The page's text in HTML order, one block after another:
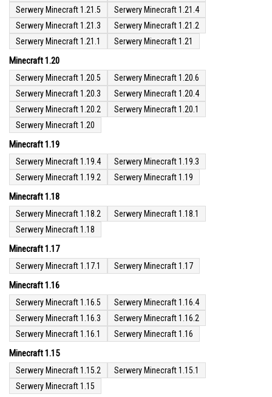
Serwery Minecraft 1.21.5
Serwery Minecraft 1.21.4
Serwery Minecraft 1.21.3
Serwery Minecraft 1.21.2
Serwery Minecraft 1.21.1
Serwery Minecraft 1.21
Minecraft 1.20
Serwery Minecraft 1.20.5
Serwery Minecraft 1.20.6
Serwery Minecraft 1.20.3
Serwery Minecraft 1.20.4
Serwery Minecraft 1.20.2
Serwery Minecraft 1.20.1
Serwery Minecraft 1.20
Minecraft 1.19
Serwery Minecraft 1.19.4
Serwery Minecraft 1.19.3
Serwery Minecraft 1.19.2
Serwery Minecraft 1.19
Minecraft 1.18
Serwery Minecraft 1.18.2
Serwery Minecraft 1.18.1
Serwery Minecraft 1.18
Minecraft 1.17
Serwery Minecraft 1.17.1 Serwery Minecraft 1.17
Minecraft 1.16
Serwery Minecraft 1.16.5
Serwery Minecraft 1.16.4
Serwery Minecraft 1.16.3
Serwery Minecraft 1.16.2
Serwery Minecraft 1.16.1
Serwery Minecraft 1.16
Minecraft 1.15
Serwery Minecraft 1.15.2
Serwery Minecraft 1.15.1
Serwery Minecraft 1.15